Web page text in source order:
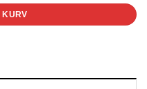
KURV